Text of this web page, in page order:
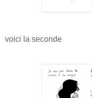
voici la seconde